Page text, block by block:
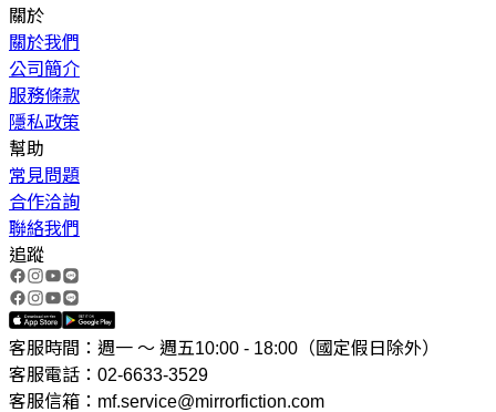
關於
關於我們
公司簡介
服務條款
隱私政策
幫助
常見問題
合作洽詢
聯絡我們
追蹤
客服時間：週一 ～ 週五10:00 - 18:00（國定假日除外）
客服電話：02-6633-3529
客服信箱：mf.service@mirrorfiction.com